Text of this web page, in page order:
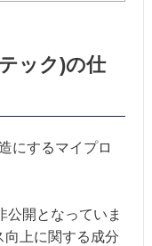
ック)の仕
にするマイプロ
公開となっていま
上に関する成分